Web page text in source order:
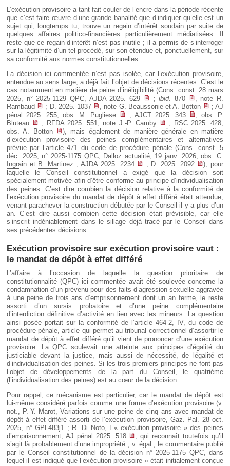
L’exécution provisoire a tant fait couler de l’encre dans la période récente
que c’est faire œuvre d’une grande banalité que d’indiquer qu’elle est un
sujet qui, longtemps tu, trouve un regain d’intérêt soudain par suite de
quelques affaires politico-financières particulièrement médiatisées. Il
reste que ce regain d’intérêt n’est pas inutile ; il a permis de s’interroger
sur la légitimité d’un tel procédé, sur son étendue et, ponctuellement, sur
sa conformité aux normes constitutionnelles.
La décision ici commentée n’est pas isolée, car l’exécution provisoire,
entendue au sens large, a déjà fait l’objet de décisions récentes. C’est le
cas notamment en matière de peine d’inéligibilité (Cons. const. 28 mars
2025, n° 2025-1129 QPC, AJDA 2025. 629
;ibid. 870
, note R.
Rambaud
; D. 2025. 1037 , note G. Beaussonie et A. Botton
; AJ
pénal 2025. 255, obs. M. Pugliese
; AJCT 2025. 343
, obs. P.
Bluteau
; RFDA 2025. 551, note J.-P. Camby
; RSC 2025. 428,
obs. A. Botton
), mais également de manière générale en matière
d’exécution provisoire des peines complémentaires et alternatives
prévue par l’article 471 du code de procédure pénale (Cons. const. 5
déc. 2025, n° 2025-1175 QPC, Dalloz actualité, 19 janv. 2026, obs. C.
Ingrain et B. Martinez ; AJDA 2025. 2234 ; D. 2025. 2092
), pour
laquelle le Conseil constitutionnel a exigé que la décision soit
spécialement motivée afin d’être conforme au principe d’individualisation
des peines. C’est dire combien la décision relative à la conformité de
l’exécution provisoire du mandat de dépôt à effet différé était attendue,
venant parachever la construction débutée par le Conseil il y a plus d’un
an. C’est dire aussi combien cette décision était prévisible, car elle
s’inscrit indéniablement dans le sillage déjà tracé par le Conseil dans
ses précédentes décisions.
Exécution provisoire sur exécution provisoire vaut :
le mandat de dépôt à effet différé
L’affaire à l’occasion de laquelle la question prioritaire de
constitutionnalité (QPC) ici commentée avait été soulevée concerne la
condamnation d’un prévenu pour des faits d’agression sexuelle aggravée
à une peine de trois ans d’emprisonnement dont un an ferme, le reste
assorti d’un sursis probatoire et d’une peine complémentaire
d’interdiction définitive d’activité en lien avec les mineurs. La question
ainsi posée portait sur la conformité de l’article 464-2, IV, du code de
procédure pénale, article qui permet au tribunal correctionnel d’assortir le
mandat de dépôt à effet différé qu’il vient de prononcer d’une exécution
provisoire. La QPC soulevait une atteinte aux principes d’égalité du
justiciable devant la justice, mais aussi de nécessité, de légalité et
d’individualisation des peines. Si les trois premiers principes ne font pas
l’objet de développements de la part du Conseil, le quatrième
(l’individualisation des peines) est au cœur de la décision.
Pour rappel, ce mécanisme est particulier, car le mandat de dépôt est
lui-même considéré parfois comme une forme d’exécution provisoire (v.
not., P.-Y. Marot, Variations sur une peine de cinq ans avec mandat de
dépôt à effet différé assorti de l’exécution provisoire, Gaz. Pal. 28 oct.
2025, n° GPL483j1 ; R. Di Noto, L’« exécution provisoire » des peines
d’emprisonnement, AJ pénal 2025. 518
, qui reconnaît toutefois qu’il
s’agit là probablement d’une impropriété ; v. égal., le commentaire publié
par le Conseil constitutionnel de la décision n° 2025-1175 QPC, dans
lequel il est indiqué que l’exécution provisoire « était initialement conçue